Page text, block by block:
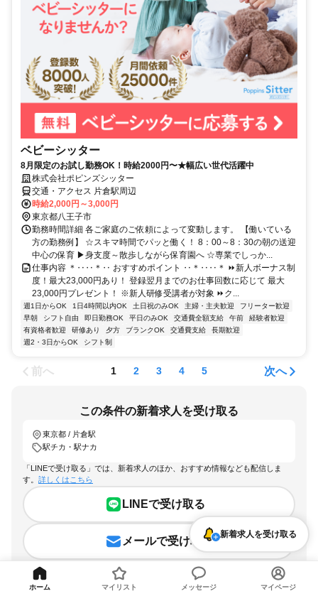
ベビーシッター
8月限定のお試し勤務OK！時給2000円〜★幅広い世代活躍中
株式会社ポピンズシッター
交通・アクセス 片倉駅周辺
時給2,000円～3,000円
東京都八王子市
勤務時間詳細 各ご家庭のご依頼によって変動します。 【働いている
方の勤務例】 ☆スキマ時間でパッと働く！ 8：00～8：30の朝の送迎
中心の保育 ▶身支度～散歩しながら保育園へ ☆専業でしっか...
仕事内容 ＊‥‥＊‥ おすすめポイント ‥＊‥‥＊ ⏩新人ボーナス制
度！最大23,000円あり！ 登録翌月までのお仕事回数に応じて 最大
23,000円プレゼント！ ※新人研修受講者が対象 ⏩ク...
週1日からOK 1日4時間以内OK 土日祝のみOK 主婦・主夫歓迎
フリーター歓迎
早朝
シフト自由 即日勤務OK 平日のみOK 交通費全額支給 午前
経験者歓迎
有資格者歓迎
研修あり 夕方 ブランクOK 交通費支給
長期歓迎
週2・3日からOK
シフト制
前へ 1 2 3 4 5 次へ
この条件の新着求人を受け取る
東京都 / 片倉駅
駅チカ・駅ナカ
「LINEで受け取る」では、新着求人のほか、おすすめ情報なども配信しま
す。 詳しくはこちら
LINEで受け取る
メールで受け取る
新着求人を受け取る
ホーム マイリスト メッセージ マイページ